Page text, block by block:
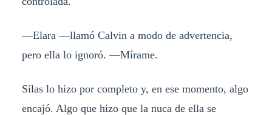
—Elara —llamó Calvin a modo de advertencia,
pero ella lo ignoró. —Mírame.
Silas lo hizo por completo y, en ese momento, algo
encajó. Algo que hizo que la nuca de ella se